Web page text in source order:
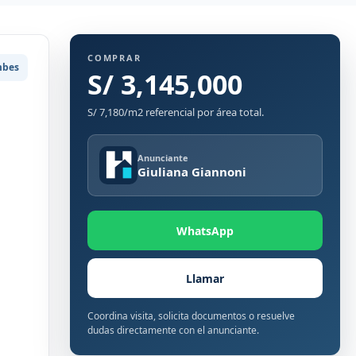
COMPRAR
S/ 3,145,000
S/ 7,180/m2 referencial por área total.
Anunciante
Giuliana Giannoni
WhatsApp
Llamar
Coordina visita, solicita documentos o resuelve
dudas directamente con el anunciante.